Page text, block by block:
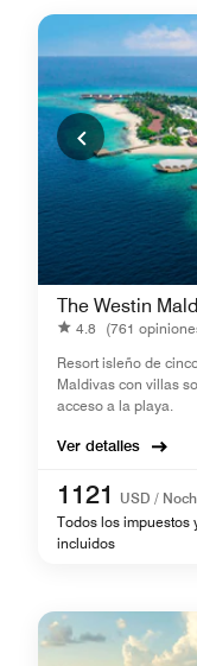
The Westin
4.8
(761
Resort isleño de
Maldivas con villas
acceso a la playa.
Ver detalles
1121
USD /
Todos los impuestos
incluidos